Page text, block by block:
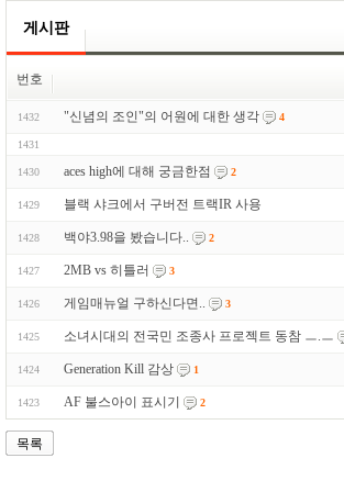
게시판
번호
1432 "신념의 조인"의 어원에 대한 생각 4
1431
1430 aces high에 대해 궁금한점 2
1429 블랙 샤크에서 구버전 트랙IR 사용
1428 백야3.98을 봤습니다.. 2
1427 2MB vs 히틀러 3
1426 게임매뉴얼 구하신다면.. 3
1425 소녀시대의 전국민 조종사 프로젝트 동참 ㅡ.ㅡ
1424 Generation Kill 감상 1
1423 AF 불스아이 표시기 2
목록